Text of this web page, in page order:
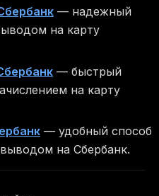
— надежный
на карту
— быстрый
на карту
— удобный способ
на Сбербанк.